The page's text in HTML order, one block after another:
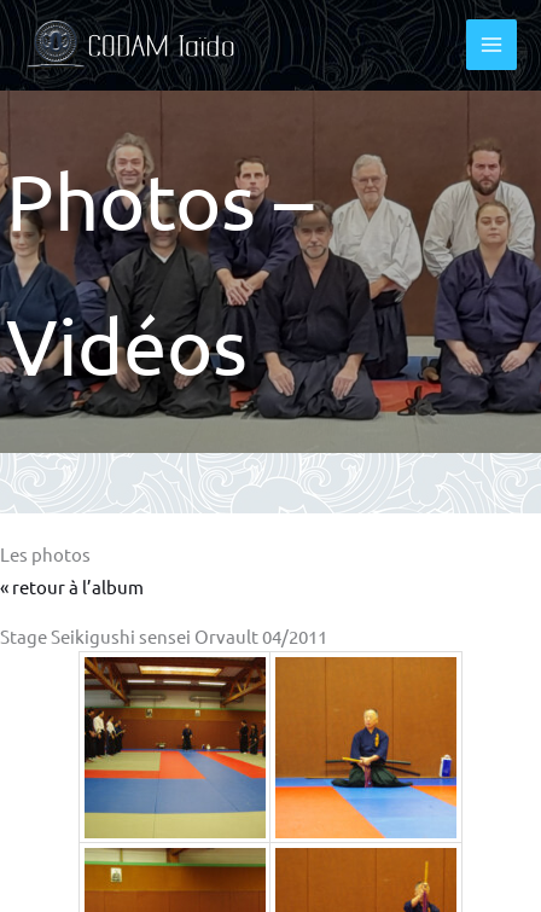
Aller
au
contenu
Photos –
Vidéos
Les photos
« retour à l’album
Stage Seikigushi sensei Orvault 04/2011